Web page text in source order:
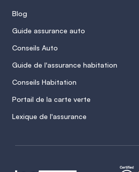
Blog
Guide assurance auto
Conseils Auto
Guide de l'assurance habitation
Conseils Habitation
Portail de la carte verte
Lexique de l'assurance